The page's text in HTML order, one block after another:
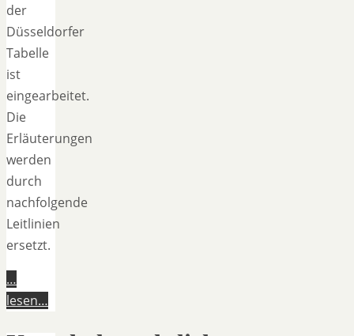
der
Düsseldorfer
Tabelle
ist
eingearbeitet.
Die
Erläuterungen
werden
durch
nachfolgende
Leitlinien
ersetzt.
…
lesen…